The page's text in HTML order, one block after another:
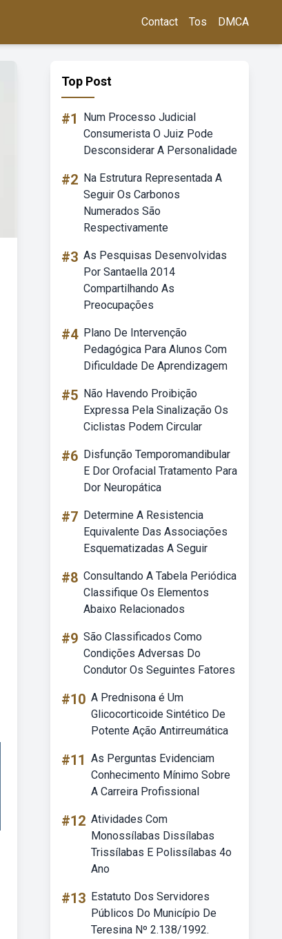
Contact Tos DMCA
Top Post
#1
Num Processo Judicial
Consumerista O Juiz Pode
Desconsiderar A Personalidade
#2 Na Estrutura Representada A
Seguir Os Carbonos
Numerados São
Respectivamente
#3 As Pesquisas Desenvolvidas
Por Santaella 2014
Compartilhando As
Preocupações
#4 Plano De Intervenção
Pedagógica Para Alunos Com
Dificuldade De Aprendizagem
#5 Não Havendo Proibição
Expressa Pela Sinalização Os
Ciclistas Podem Circular
#6 Disfunção Temporomandibular
E Dor Orofacial Tratamento Para
Dor Neuropática
#7 Determine A Resistencia
Equivalente Das Associações
Esquematizadas A Seguir
#8 Consultando A Tabela Periódica
Classifique Os Elementos
Abaixo Relacionados
#9 São Classificados Como
Condições Adversas Do
Condutor Os Seguintes Fatores
#10 A Prednisona é Um
Glicocorticoide Sintético De
Potente Ação Antirreumática
#11 As Perguntas Evidenciam
Conhecimento Mínimo Sobre
A Carreira Profissional
#12 Atividades Com
Monossílabas Dissílabas
Trissílabas E Polissílabas 4o
Ano
#13 Estatuto Dos Servidores
Públicos Do Município De
Teresina Nº 2.138/1992.